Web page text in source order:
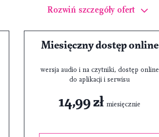
Rozwiń szczegóły ofert
Miesięczny dostęp online
wersja audio i na czytniki, dostęp online
do aplikacji i serwisu
14,99 zł miesięcznie